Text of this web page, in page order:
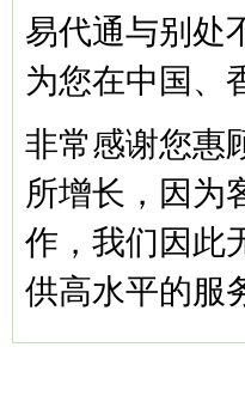
易代通与别处
为您在中国、
非常感谢您惠
所增长，因为
作，我们因此
供高水平的服